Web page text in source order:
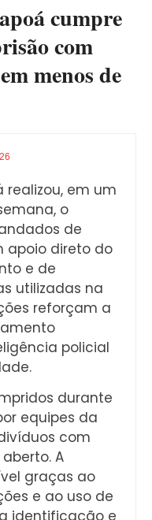
cumpre
com
menos de
realizou, em um
o
de
apoio direto do
e de
utilizadas na
reforçam a
policial
durante
equipes da
com
A
graças ao
e ao uso de
identificação e